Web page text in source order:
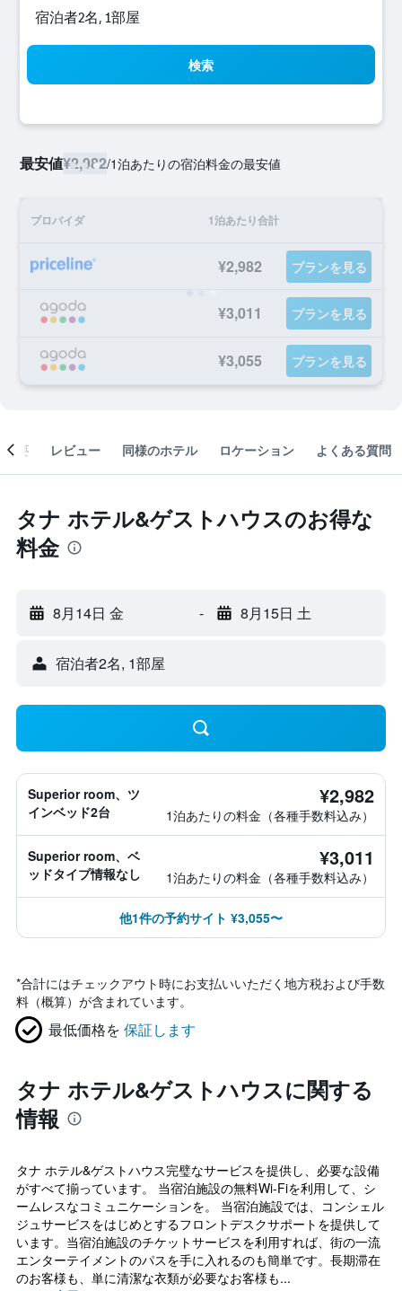
宿泊者2名, 1​部屋
検索
最安値¥2,982/1泊あたりの宿泊料金の最安値
プロバイダ 1泊あたり合計
¥2,982 プランを見る
¥3,011 プランを見る
¥3,055 プランを見る
概要 レビュー 同様のホテル ロケーション よくある質問
タナ ホテル&ゲストハウスのお得な
料金
8月14日 金 - 8月15日 土
宿泊者2名, 1​部屋
Superior room、ツ
インベッド2台
¥2,982
1泊あたりの料金（各種手数料込み）
Superior room、ベ
ッドタイプ情報なし
¥3,011
1泊あたりの料金（各種手数料込み）
他1件の予約サイト ¥3,055〜
*合計にはチェックアウト時にお支払いいただく地方税および手数
料（概算）が含まれています。
最低価格を 保証します
タナ ホテル&ゲストハウスに関する
情報
タナ ホテル&ゲストハウス完璧なサービスを提供し、必要な設備
がすべて揃っています。 当宿泊施設の無料Wi-Fiを利用して、シ
ームレスなコミュニケーションを。 当宿泊施設では、コンシェル
ジュサービスをはじめとするフロントデスクサポートを提供して
います。当宿泊施設のチケットサービスを利用すれば、街の一流
エンターテイメントのパスを手に入れるのも簡単です。長期滞在
のお客様も、単に清潔な衣類が必要なお客様も...